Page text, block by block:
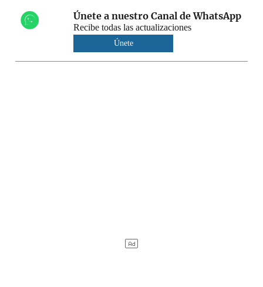
Únete a nuestro Canal de WhatsApp
Recibe todas las actualizaciones
Únete